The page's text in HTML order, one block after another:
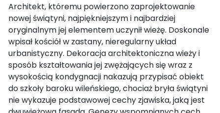
Architekt, któremu powierzono zaprojektowanie
nowej świątyni, najpiękniejszym i najbardziej
oryginalnym jej elementem uczynił wieżę. Doskonale
wpisał kościół w zastany, nieregularny układ
urbanistyczny. Dekoracja architektoniczna wieży i
sposób kształtowania jej zwężających się wraz z
wysokością kondygnacji nakazują przypisać obiekt
do szkoły baroku wileńskiego, chociaż bryła świątyni
nie wykazuje podstawowej cechy zjawiska, jaką jest